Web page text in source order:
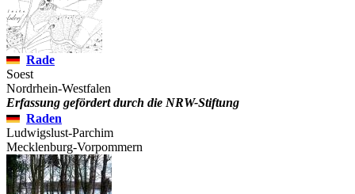
Rade
Soest
Nordrhein-Westfalen
Erfassung gefördert durch die NRW-Stiftung
Raden
Ludwigslust-Parchim
Mecklenburg-Vorpommern